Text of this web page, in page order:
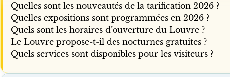
Quelles sont les nouveautés de la tarification 2026 ?
Quelles expositions sont programmées en 2026 ?
Quels sont les horaires d’ouverture du Louvre ?
Le Louvre propose-t-il des nocturnes gratuites ?
Quels services sont disponibles pour les visiteurs ?